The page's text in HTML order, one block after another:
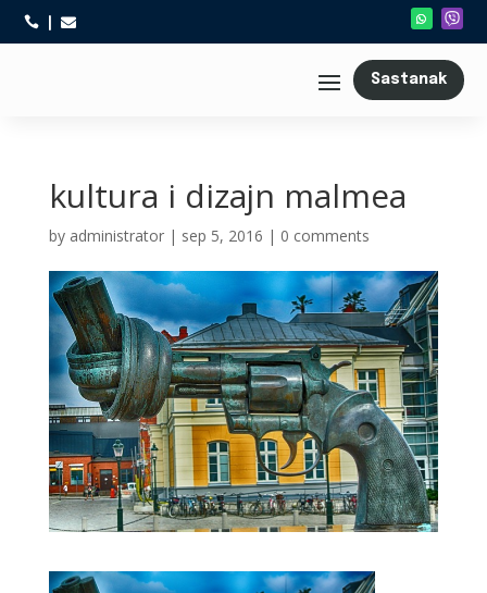
 
Sastanak
kultura i dizajn malmea
by administrator| sep 5, 2016 | 0 comments